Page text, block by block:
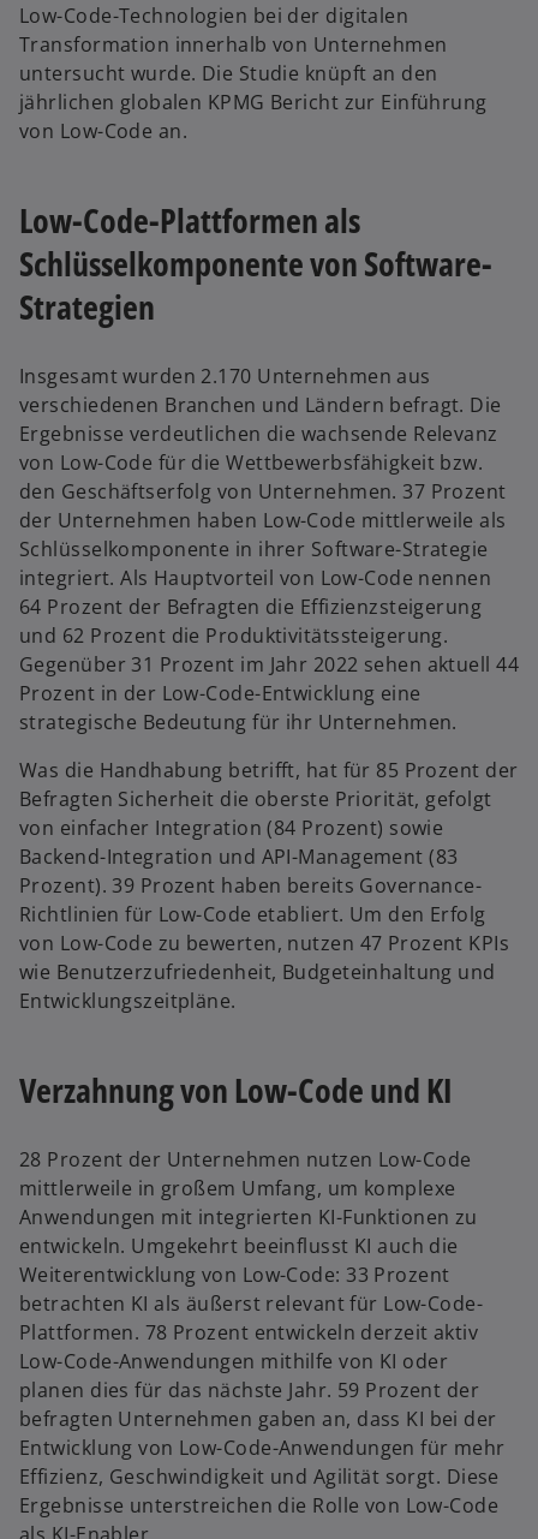
r
d
i
n
n
n
R
e
g
i
s
t
e
r
k
a
r
t
e
g
e
ö
f
f
n
e
Low-Code-Technologien bei der digitalen
Transformation innerhalb von Unternehmen
untersucht wurde. Die Studie knüpft an den
jährlichen globalen KPMG Bericht zur Einführung
von Low-Code an.
Low-Code-Plattformen als
Schlüsselkomponente von Software-
Strategien
Insgesamt wurden 2.170 Unternehmen aus
verschiedenen Branchen und Ländern befragt. Die
Ergebnisse verdeutlichen die wachsende Relevanz
von Low-Code für die Wettbewerbsfähigkeit bzw.
den Geschäftserfolg von Unternehmen. 37 Prozent
der Unternehmen haben Low-Code mittlerweile als
Schlüsselkomponente in ihrer Software-Strategie
integriert. Als Hauptvorteil von Low-Code nennen
64 Prozent der Befragten die Effizienzsteigerung
und 62 Prozent die Produktivitätssteigerung.
Gegenüber 31 Prozent im Jahr 2022 sehen aktuell 44
Prozent in der Low-Code-Entwicklung eine
strategische Bedeutung für ihr Unternehmen.
Was die Handhabung betrifft, hat für 85 Prozent der
Befragten Sicherheit die oberste Priorität, gefolgt
von einfacher Integration (84 Prozent) sowie
Backend-Integration und API-Management (83
Prozent). 39 Prozent haben bereits Governance-
Richtlinien für Low-Code etabliert. Um den Erfolg
von Low-Code zu bewerten, nutzen 47 Prozent KPIs
wie Benutzerzufriedenheit, Budgeteinhaltung und
Entwicklungszeitpläne.
Verzahnung von Low-Code und KI
28 Prozent der Unternehmen nutzen Low-Code
mittlerweile in großem Umfang, um komplexe
Anwendungen mit integrierten KI-Funktionen zu
entwickeln. Umgekehrt beeinflusst KI auch die
Weiterentwicklung von Low-Code: 33 Prozent
betrachten KI als äußerst relevant für Low-Code-
Plattformen. 78 Prozent entwickeln derzeit aktiv
Low-Code-Anwendungen mithilfe von KI oder
planen dies für das nächste Jahr. 59 Prozent der
befragten Unternehmen gaben an, dass KI bei der
Entwicklung von Low-Code-Anwendungen für mehr
Effizienz, Geschwindigkeit und Agilität sorgt. Diese
Ergebnisse unterstreichen die Rolle von Low-Code